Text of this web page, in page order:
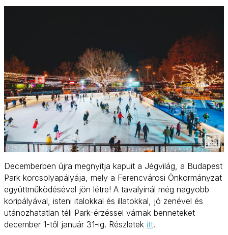
Decemberben újra megnyitja kapuit a Jégvilág, a Budapest
Park korcsolyapályája, mely a Ferencvárosi Önkormányzat
együttműködésével jön létre! A tavalyinál még nagyobb
koripályával, isteni italokkal és illatokkal, jó zenével és
utánozhatatlan téli Park-érzéssel várnak benneteket
december 1-től január 31-ig. Részletek itt.